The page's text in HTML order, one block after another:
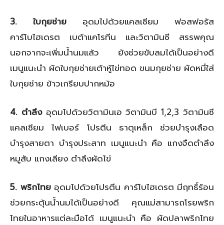
3. ใบกุยช่าย อุดมไปด้วยแคลเซียม ฟอสฟอรัส
คาร์โบไฮเดรต เบต้าแคโรทีน และวิตามินซี สรรพคุณ
นอกจากจะเพิ่มน้ำนมแล้ว ยังช่วยขับลมได้เป็นอย่างดี
เมนูแนะนำ ผัดใบกุยช่ายเต้าหู้ไข่ทอด ขนมกุยช่าย ผัดหมี่ใส่
ใบกุยช่าย ข้าวเกรียบปากหม้อ
4. ตำลึงอุดมไปด้วยวิตามินเอ วิตามินบี 1,2,3 วิตามินซี
แคลเซียม ไฟเบอร์ โปรตีน ธาตุเหล็ก ช่วยบำรุงเลือด
บำรุงสายตา บำรุงประสาท เมนูแนะนำ คือ แกงจืดตำลึง
หมูสับ แกงเลียง ตำลึงผัดไข่
5. พริกไทยอุดมไปด้วยโปรตีน คาร์โบไฮเดรต มีฤทธิ์ร้อน
ช่วยกระตุ้นน้ำนมได้เป็นอย่างดี คุณแม่สามารถโรยพริก
ไทยในอาหารแต่ละมือได้ เมนูแนะนำ คือ ผัดปลาพริกไทย